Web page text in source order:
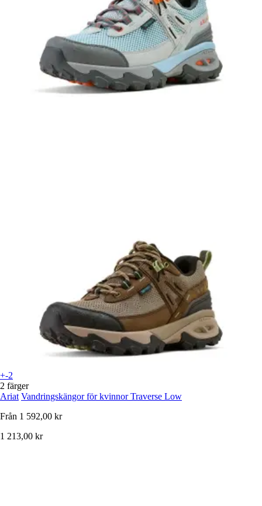
+-2
2 färger
Ariat Vandringskängor för kvinnor Traverse Low
Från 1 592,00 kr
1 213,00 kr